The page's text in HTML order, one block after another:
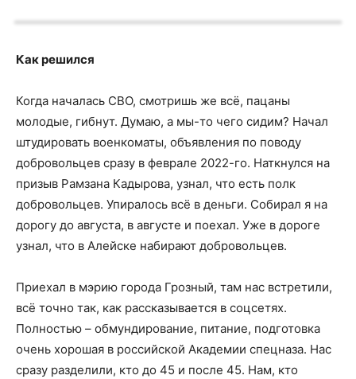
Как решился
Когда началась СВО, смотришь же всё, пацаны
молодые, гибнут. Думаю, а мы-то чего сидим? Начал
штудировать военкоматы, объявления по поводу
добровольцев сразу в феврале 2022-го. Наткнулся на
призыв Рамзана Кадырова, узнал, что есть полк
добровольцев. Упиралось всё в деньги. Собирал я на
дорогу до августа, в августе и поехал. Уже в дороге
узнал, что в Алейске набирают добровольцев.
Приехал в мэрию города Грозный, там нас встретили,
всё точно так, как рассказывается в соцсетях.
Полностью – обмундирование, питание, подготовка
очень хорошая в российской Академии спецназа. Нас
сразу разделили, кто до 45 и после 45. Нам, кто